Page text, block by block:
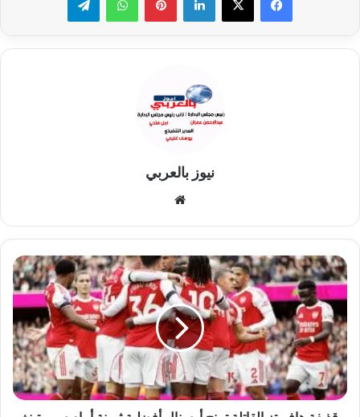
نيوز بالعربي
قذيفة
هافيرتز
القاتلة
تمنح
أرسنال
أفضلية
ثمينة
أمام
سبورتينغ